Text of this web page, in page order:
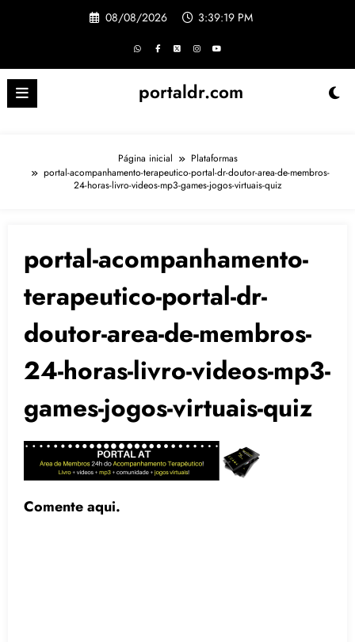
08/08/2026 3:39:20 PM
portaldr.com
Página inicial
Plataformas
portal-acompanhamento-terapeutico-portal-dr-doutor-area-de-membros-
24-horas-livro-videos-mp3-games-jogos-virtuais-quiz
portal-acompanhamento-
terapeutico-portal-dr-
doutor-area-de-membros-
24-horas-livro-videos-mp3-
games-jogos-virtuais-quiz
Comente aqui.